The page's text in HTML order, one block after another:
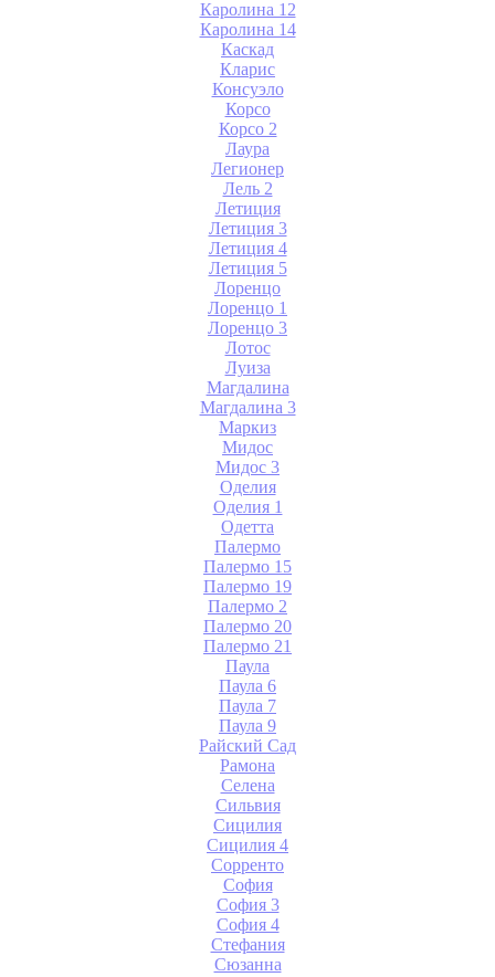
Каролина 12
Каролина 14
Каскад
Кларис
Консуэло
Корсо
Корсо 2
Лаура
Легионер
Лель 2
Летиция
Летиция 3
Летиция 4
Летиция 5
Лоренцо
Лоренцо 1
Лоренцо 3
Лотос
Луиза
Магдалина
Магдалина 3
Маркиз
Мидос
Мидос 3
Оделия
Оделия 1
Одетта
Палермо
Палермо 15
Палермо 19
Палермо 2
Палермо 20
Палермо 21
Паула
Паула 6
Паула 7
Паула 9
Райский Сад
Рамона
Селена
Сильвия
Сицилия
Сицилия 4
Сорренто
София
София 3
София 4
Стефания
Сюзанна